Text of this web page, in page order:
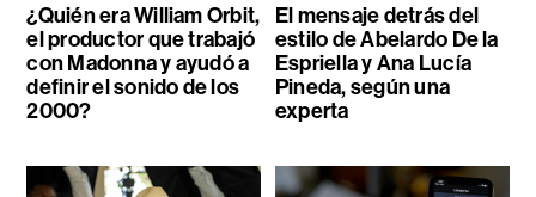
¿Quién era William Orbit,
el productor que trabajó
con Madonna y ayudó a
definir el sonido de los
2000?
El mensaje detrás del
estilo de Abelardo De la
Espriella y Ana Lucía
Pineda, según una
experta